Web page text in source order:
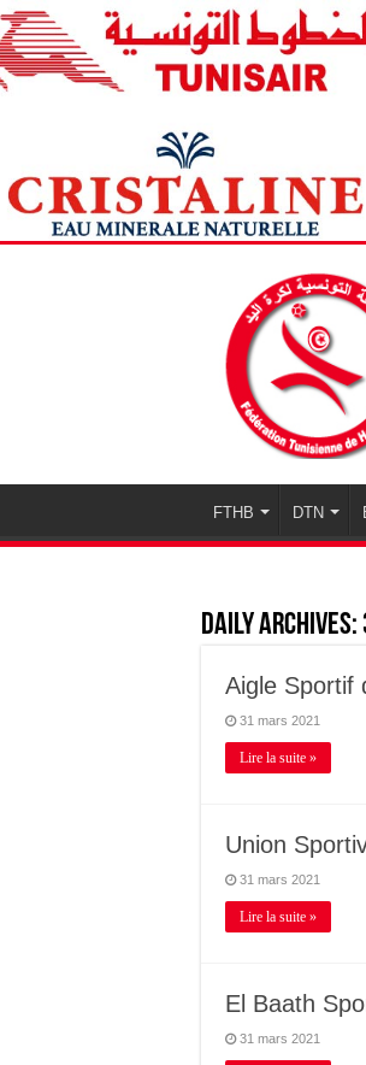
FTHB DTN
Daily Archives:
Aigle Sportif
31 mars 2021
Lire la suite »
Union
31 mars 2021
Lire la suite »
El Baath
31 mars 2021